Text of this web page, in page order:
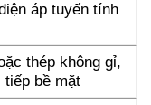
áp tuyến tính
thép không gỉ,
bề mặt